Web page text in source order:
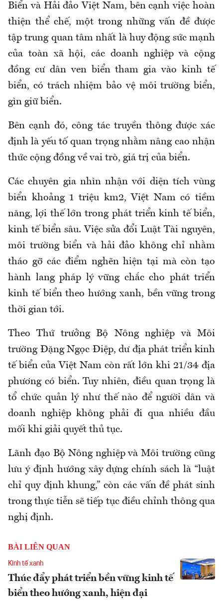
Biển và Hải đảo Việt Nam, bên cạnh việc hoàn
thiện thể chế, một trong những vấn đề được
tập trung quan tâm nhất là huy động sức mạnh
của toàn xã hội, các doanh nghiệp và cộng
đồng cư dân ven biển tham gia vào kinh tế
biển, có trách nhiệm bảo vệ môi trường biển,
gìn giữ biển.
Bên cạnh đó, công tác truyền thông được xác
định là yếu tố quan trọng nhằm nâng cao nhận
thức cộng đồng về vai trò, giá trị của biển.
Các chuyên gia nhìn nhận với diện tích vùng
biển khoảng 1 triệu km2, Việt Nam có tiềm
năng, lợi thế lớn trong phát triển kinh tế biển,
kinh tế biển sâu. Việc sửa đổi Luật Tài nguyên,
môi trường biển và hải đảo không chỉ nhằm
tháo gỡ các điểm nghẽn hiện tại mà còn tạo
hành lang pháp lý vững chắc cho phát triển
kinh tế biển theo hướng xanh, bền vững trong
thời gian tới.
Theo Thứ trưởng Bộ Nông nghiệp và Môi
trường Đặng Ngọc Điệp, dư địa phát triển kinh
tế biển của Việt Nam còn rất lớn khi 21/34 địa
phương có biển. Tuy nhiên, điều quan trọng là
tổ chức quản lý như thế nào để người dân và
doanh nghiệp không phải đi qua nhiều đầu
mối khi giải quyết thủ tục.
Lãnh đạo Bộ Nông nghiệp và Môi trường cũng
lưu ý định hướng xây dựng chính sách là “luật
chỉ quy định khung,” còn các vấn đề phát sinh
trong thực tiễn sẽ tiếp tục điều chỉnh thông qua
nghị định.
BÀI LIÊN QUAN
Kinh tế xanh
Thúc đẩy phát triển bền vững kinh tế
biển theo hướng xanh, hiện đại